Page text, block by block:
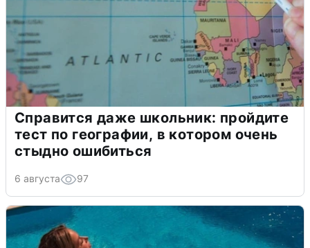
Справится даже школьник: пройдите
тест по географии, в котором очень
стыдно ошибиться
6 августа 97